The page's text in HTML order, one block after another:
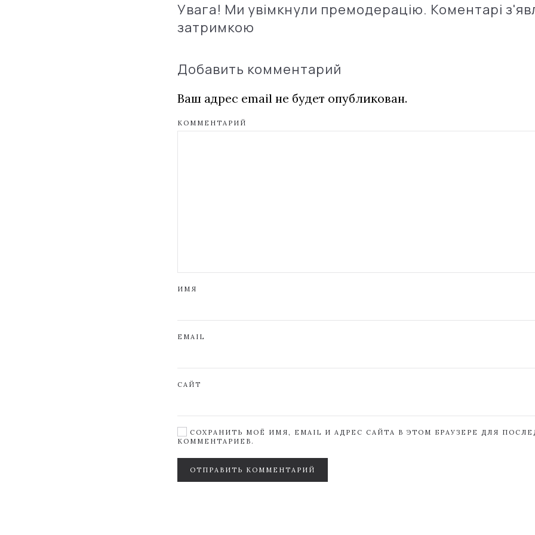
Увага! Ми увімкнули премодерацію. Коментарі
затримкою
Добавить комментарий
Ваш адрес email не будет опубликован.
КОММЕНТАРИЙ
ИМЯ
EMAIL
САЙТ
СОХРАНИТЬ МОЁ ИМЯ, EMAIL И АДРЕС САЙТА В ЭТОМ БРАУЗЕРЕ ДЛЯ
КОММЕНТАРИЕВ.
ОТПРАВИТЬ КОММЕНТАРИЙ